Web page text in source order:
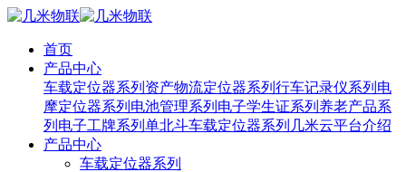
首页
产品中心
车载定位器系列 资产物流定位器系列 行车记录仪系列 电
摩定位器系列 电池管理系列 电子学生证系列 养老产品系
列 电子工牌系列 单北斗车载定位器系列 几米云平台介绍
产品中心
车载定位器系列